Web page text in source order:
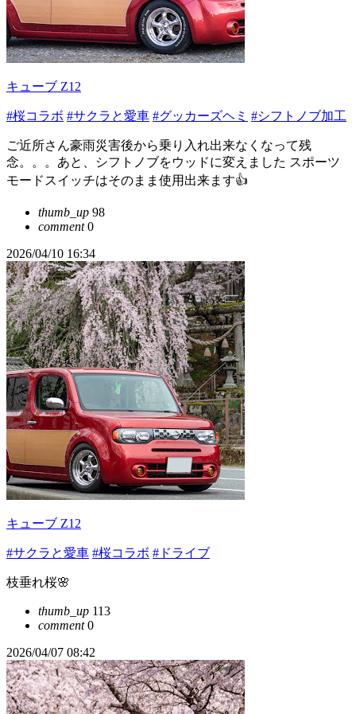
キューブ Z12
#桜コラボ #サクラと愛車 #グッカーズヘミ #シフトノブ加工
ご近所さん豪雨災害後から乗り入れ出来なくなって残
念。。。あと、シフトノブをウッドに変えました スポーツ
モードスイッチはそのまま使用出来ます👍
thumb_up 98
comment0
2026/04/10 16:34
キューブ Z12
#サクラと愛車 #桜コラボ #ドライブ
枝垂れ桜🌸
thumb_up 113
comment0
2026/04/07 08:42